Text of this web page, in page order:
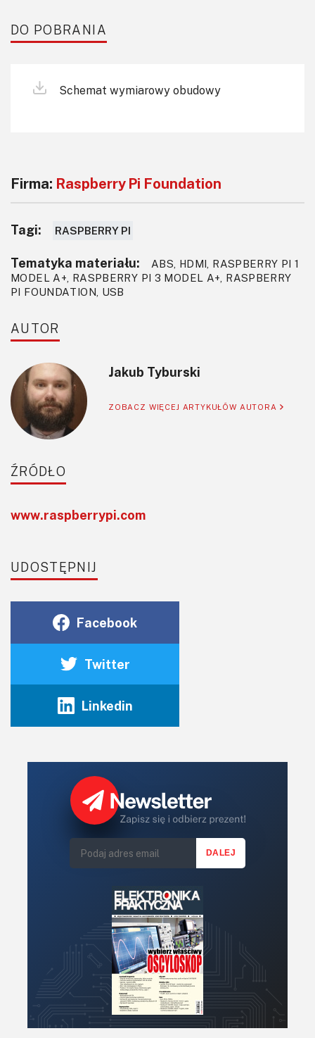
DO POBRANIA
Schemat wymiarowy obudowy
Firma: Raspberry Pi Foundation
Tagi: RASPBERRY PI
Tematyka materiału:
ABS, HDMI, RASPBERRY PI 1
MODEL A+, RASPBERRY PI 3 MODEL A+, RASPBERRY
PI FOUNDATION, USB
AUTOR
Jakub Tyburski
ZOBACZ WIĘCEJ ARTYKUŁÓW AUTORA
ŹRÓDŁO
www.raspberrypi.com
UDOSTĘPNIJ
Facebook
Twitter
Linkedin